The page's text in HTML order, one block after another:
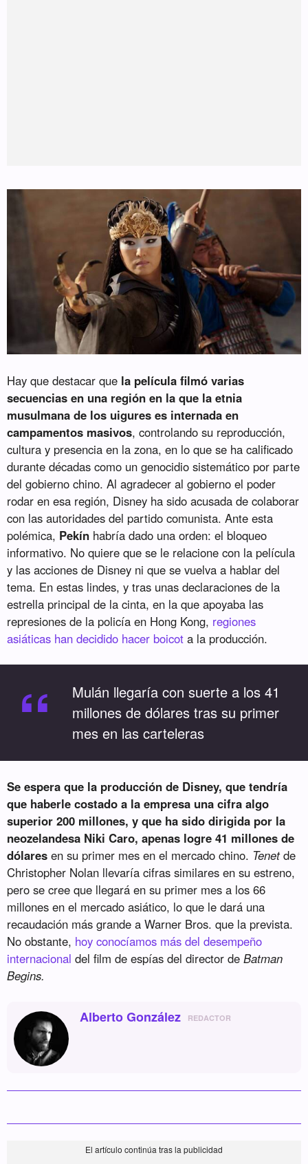
Hay que destacar que la película filmó varias
secuencias en una región en la que la etnia
musulmana de los uigures es internada en
campamentos masivos, controlando su reproducción,
cultura y presencia en la zona, en lo que se ha calificado
durante décadas como un genocidio sistemático por parte
del gobierno chino. Al agradecer al gobierno el poder
rodar en esa región, Disney ha sido acusada de colaborar
con las autoridades del partido comunista. Ante esta
polémica, Pekín habría dado una orden: el bloqueo
informativo. No quiere que se le relacione con la película
y las acciones de Disney ni que se vuelva a hablar del
tema. En estas lindes, y tras unas declaraciones de la
estrella principal de la cinta, en la que apoyaba las
represiones de la policía en Hong Kong, regiones
asiáticas han decidido hacer boicot a la producción.
“
Mulán llegaría con suerte a los 41
millones de dólares tras su primer
mes en las carteleras
Se espera que la producción de Disney, que tendría
que haberle costado a la empresa una cifra algo
superior 200 millones, y que ha sido dirigida por la
neozelandesa Niki Caro, apenas logre 41 millones de
dólares en su primer mes en el mercado chino. Tenetde
Christopher Nolan llevaría cifras similares en su estreno,
pero se cree que llegará en su primer mes a los 66
millones en el mercado asiático, lo que le dará una
recaudación más grande a Warner Bros. que la prevista.
No obstante, hoy conocíamos más del desempeño
internacional del film de espías del director deBatman
Begins.
Alberto González REDACTOR